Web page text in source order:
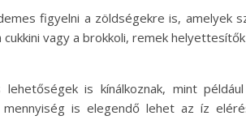
figyelni a zöldségekre is, amelyek
vagy a brokkoli, remek
lehetőségek is kínálkoznak, mint
is elegendő lehet az íz